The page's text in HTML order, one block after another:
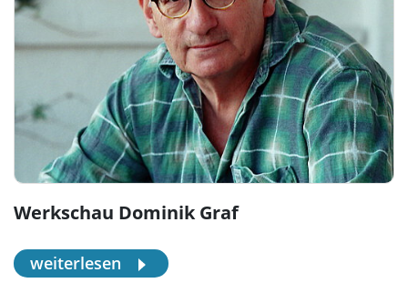
Werkschau Dominik Graf
weiterlesen